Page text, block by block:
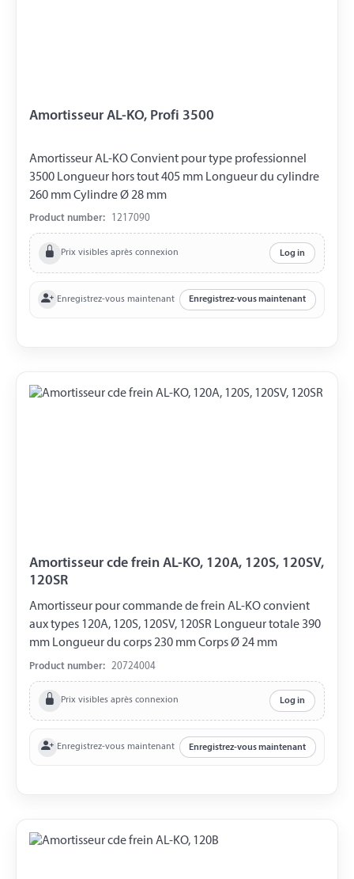
Amortisseur AL-KO, Profi 3500
Amortisseur AL-KO Convient pour type professionnel
3500 Longueur hors tout 405 mm Longueur du cylindre
260 mm Cylindre Ø 28 mm
Product number: 1217090
Prix visibles après connexion Log in
Enregistrez-vous maintenant Enregistrez-vous maintenant
Amortisseur cde frein AL-KO, 120A, 120S, 120SV,
120SR
Amortisseur pour commande de frein AL-KO convient
aux types 120A, 120S, 120SV, 120SR Longueur totale 390
mm Longueur du corps 230 mm Corps Ø 24 mm
Product number: 20724004
Prix visibles après connexion Log in
Enregistrez-vous maintenant Enregistrez-vous maintenant